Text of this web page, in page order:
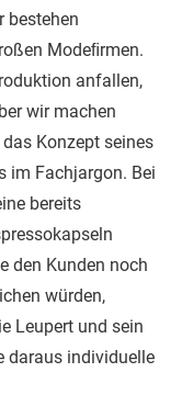
bestehen
Modeﬁrmen.
anfallen,
wir machen
Konzept seines
im Fachjargon. Bei
bereits
den Kunden noch
würden,
Leupert und sein
daraus individuelle